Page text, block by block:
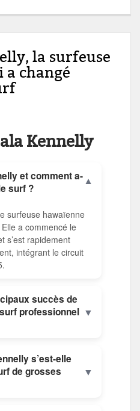
la surfeuse
a changé
Kennelly
et comment a-
surf ?
▼
surfeuse hawaïenne
a commencé le
s’est rapidement
intégrant le circuit
succès de
professionnel ▼
s’est-elle
de grosses
▼